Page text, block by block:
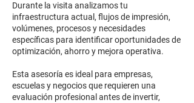
Durante la visita analizamos tu
infraestructura actual, flujos de impresión,
volúmenes, procesos y necesidades
específicas para identificar oportunidades de
optimización, ahorro y mejora operativa.
Esta asesoría es ideal para empresas,
escuelas y negocios que requieren una
evaluación profesional antes de invertir,